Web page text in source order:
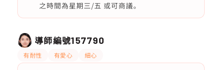
之時間為星期三/五 或可商議。
導師編號157790
有耐性 有愛心 細心